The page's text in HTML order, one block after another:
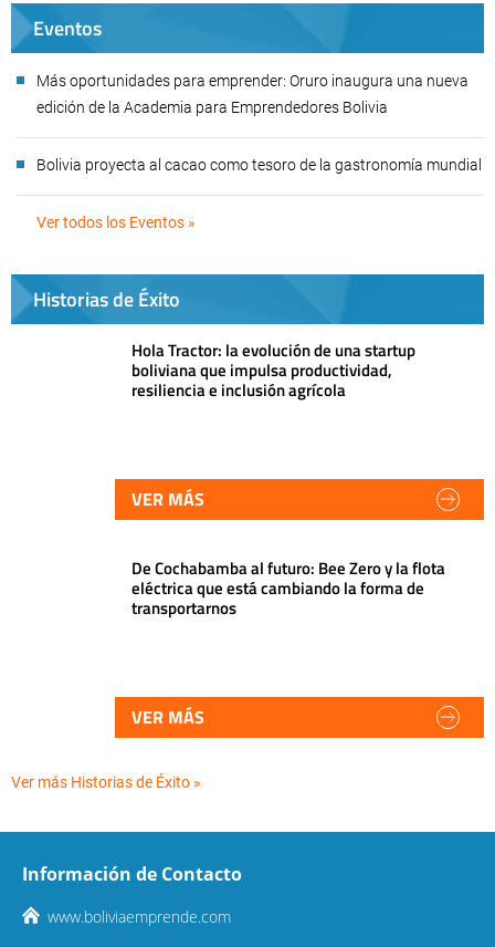
Eventos
Más oportunidades para emprender: Oruro inaugura una nueva
edición de la Academia para Emprendedores Bolivia
Bolivia proyecta al cacao como tesoro de la gastronomía mundial
Ver todos los Eventos »
Historias de Éxito
Hola Tractor: la evolución de una startup
boliviana que impulsa productividad,
resiliencia e inclusión agrícola
VER MÁS
De Cochabamba al futuro: Bee Zero y la flota
eléctrica que está cambiando la forma de
transportarnos
VER MÁS
Ver más Historias de Éxito »
Información de Contacto
www.boliviaemprende.com